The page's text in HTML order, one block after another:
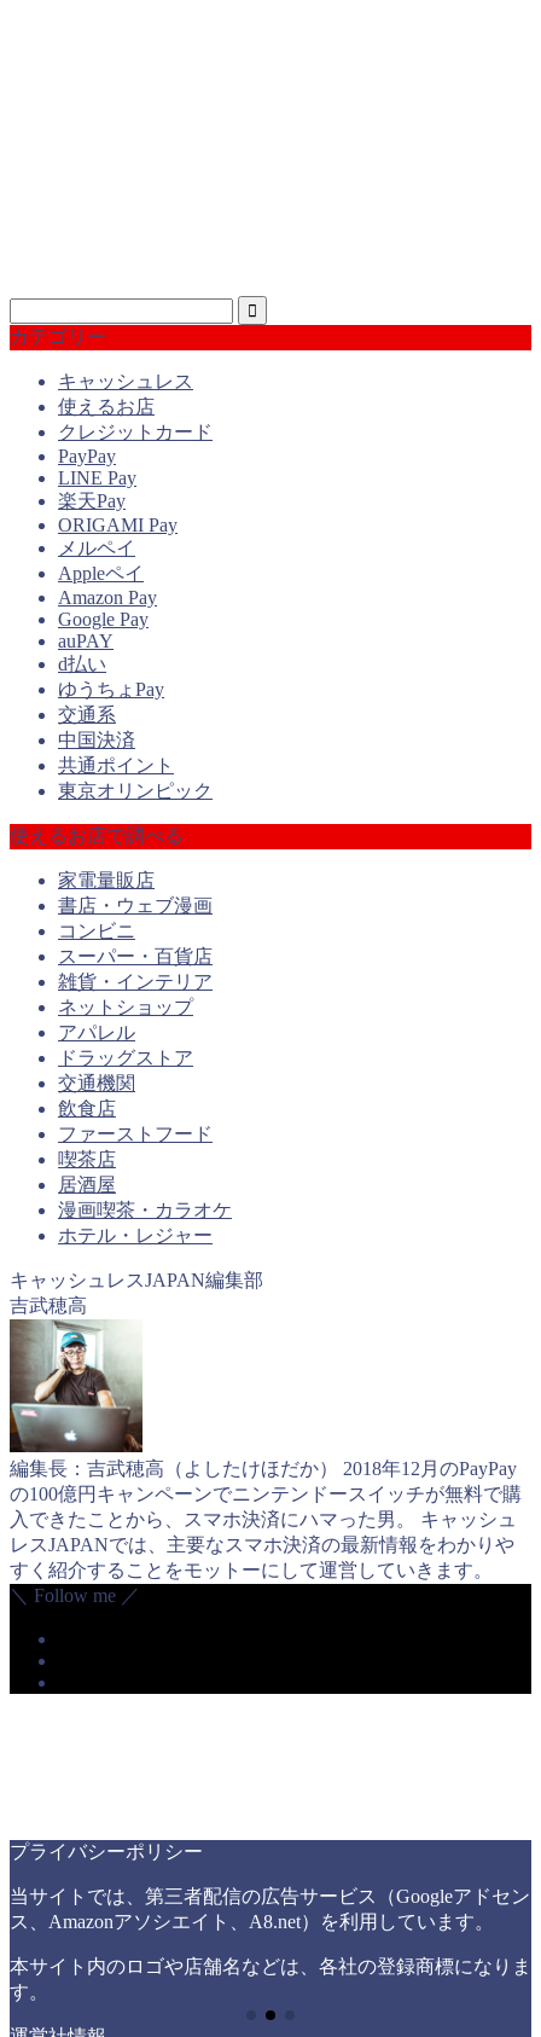
カテゴリー
キャッシュレス
使えるお店
クレジットカード
PayPay
LINE Pay
楽天Pay
ORIGAMI Pay
メルペイ
Appleペイ
Amazon Pay
Google Pay
auPAY
d払い
ゆうちょPay
交通系
中国決済
共通ポイント
東京オリンピック
使えるお店で調べる
家電量販店
書店・ウェブ漫画
コンビニ
スーパー・百貨店
雑貨・インテリア
ネットショップ
アパレル
ドラッグストア
交通機関
飲食店
ファーストフード
喫茶店
居酒屋
漫画喫茶・カラオケ
ホテル・レジャー
キャッシュレスJAPAN編集部
吉武穂高
編集長：吉武穂高（よしたけほだか） 2018年12月のPayPay
の100億円キャンペーンでニンテンドースイッチが無料で購
入できたことから、スマホ決済にハマった男。 キャッシュ
レスJAPANでは、主要なスマホ決済の最新情報をわかりや
すく紹介することをモットーにして運営していきます。
＼ Follow me ／
プライバシーポリシー
当サイトでは、第三者配信の広告サービス（Googleアドセン
ス、Amazonアソシエイト、A8.net）を利用しています。
本サイト内のロゴや店舗名などは、各社の登録商標になりま
す。